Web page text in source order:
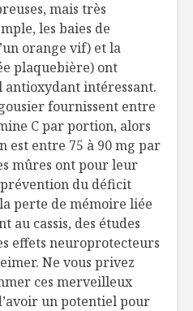
mais très
les baies de
orange vif) et la
plaquebière) ont
intéressant.
fournissent entre
C par portion, alors
est entre 75 à 90 mg par
mûres ont pour leur
prévention du déficit
perte de mémoire liée
au cassis, des études
effets neuroprotecteurs
Ne vous privez
ces merveilleux
un potentiel pour